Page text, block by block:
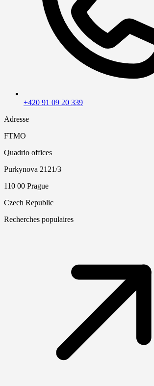
+420 91 09 20 339
Adresse
FTMO
Quadrio offices
Purkynova 2121/3
110 00 Prague
Czech Republic
Recherches populaires